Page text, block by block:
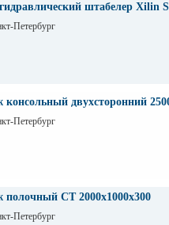
штабелер Xilin
Петербург
консольный двухсторонний
Петербург
полочный СТ 2000х1000х300
Петербург